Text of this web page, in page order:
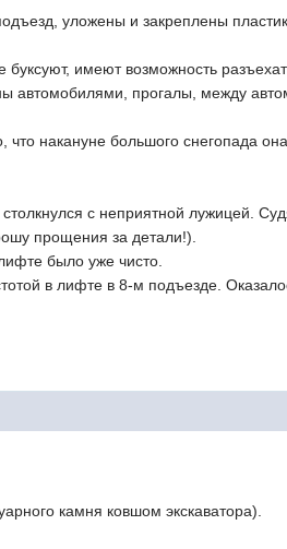
уложены и закреплены
имеют возможность
автомобилями, прогалы, между
накануне большого снегопада
с неприятной лужицей.
прощения за детали!).
было уже чисто.
в лифте в 8-м подъезде.
камня ковшом экскаватора).